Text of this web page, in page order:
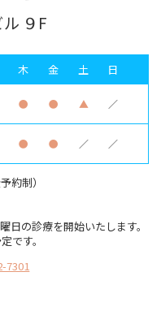
９F
木 金 土
日
● ● ▲ ／
● ● ／ ／
約制）
日の診療を開始いたします。
です。
7301